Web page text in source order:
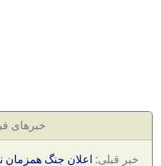
خبرهای
خبر قبلی:
اعلان جنگ همزمان